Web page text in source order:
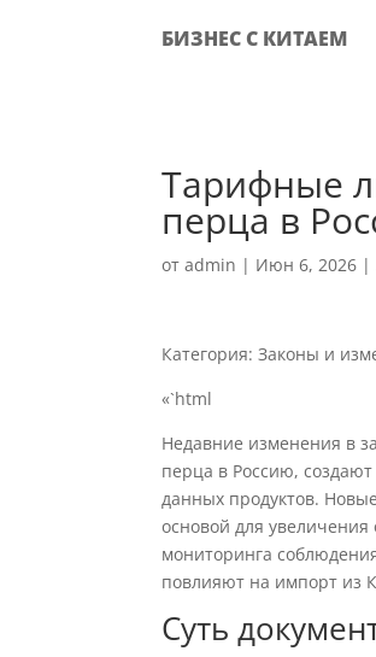
БИЗНЕС С КИТАЕМ
Тарифные
перца в
отadmin | Июн 6, 2026 |
Категория: Законы и
«`html
Недавние изменения в
перца в Россию,
данных продуктов.
основой для увеличения
мониторинга
повлияют на импорт из
Суть